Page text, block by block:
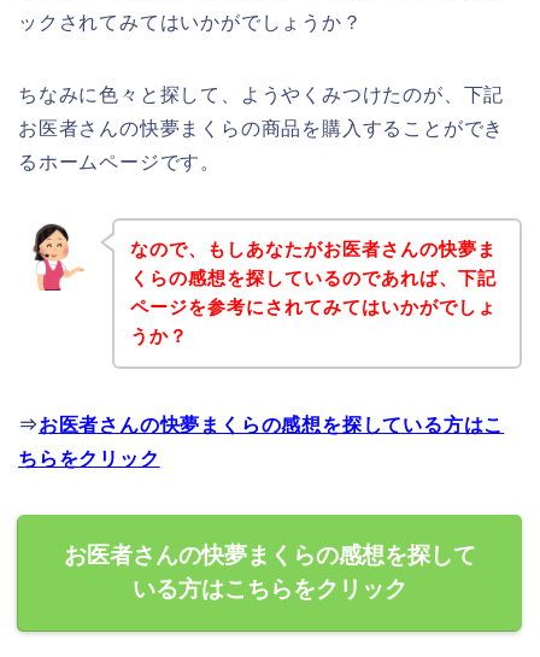
ックされてみてはいかがでしょうか？
ちなみに色々と探して、ようやくみつけたのが、下記
お医者さんの快夢まくらの商品を購入することができ
るホームページです。
なので、もしあなたがお医者さんの快夢ま
くらの感想を探しているのであれば、下記
ページを参考にされてみてはいかがでしょ
うか？
⇒お医者さんの快夢まくらの感想を探している方はこ
ちらをクリック
お医者さんの快夢まくらの感想を探して
いる方はこちらをクリック